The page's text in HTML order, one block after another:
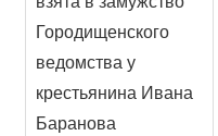
Городищенского
ведомства у
крестьянина Ивана
Баранова